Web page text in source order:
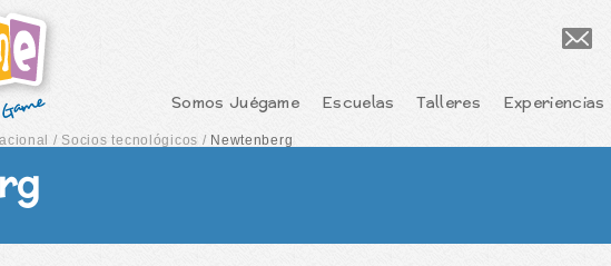
Somos Juégame Escuelas Talleres Experiencias
/ Socios tecnológicos / Newtenberg